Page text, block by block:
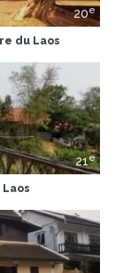
20e
du Laos
21e